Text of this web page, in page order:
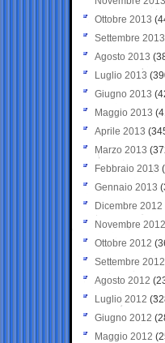
Ottobre 2013
Settembre 2013
Agosto 2013
Luglio 2013
Giugno 2013
Maggio 2013
Aprile 2013
Marzo 2013
Febbraio 2013
Gennaio 2013
Dicembre 2012
Novembre 2012
Ottobre 2012
Settembre 2012
Agosto 2012
Luglio 2012
Giugno 2012
Maggio 2012